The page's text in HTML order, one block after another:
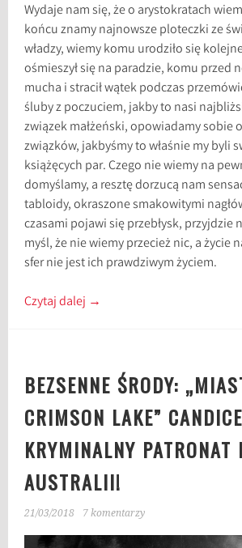
Wydaje nam się, że o arystokratach
końcu znamy najnowsze ploteczki ze
władzy, wiemy komu urodziło się
ośmieszył się na paradzie, komu przed
mucha i stracił wątek podczas
śluby z poczuciem, jakby to nasi
związek małżeński, opowiadamy sobie
związków, jakbyśmy to właśnie my byli
książęcych par. Czego nie wiemy na
domyślamy, a resztę dorzucą nam
tabloidy, okraszone smakowitymi
czasami pojawi się przebłysk, przyjdzie
myśl, że nie wiemy przecież nic, a życie
sfer nie jest ich prawdziwym życiem.
Czytaj dalej →
BEZSENNE ŚRODY:
CRIMSON LAKE”
KRYMINALNY PATRONAT
AUSTRALII!
21/03/2018 7 komentarzy